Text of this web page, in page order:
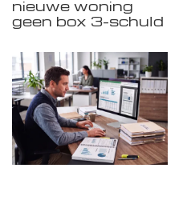
nieuwe woning
geen box 3-schuld